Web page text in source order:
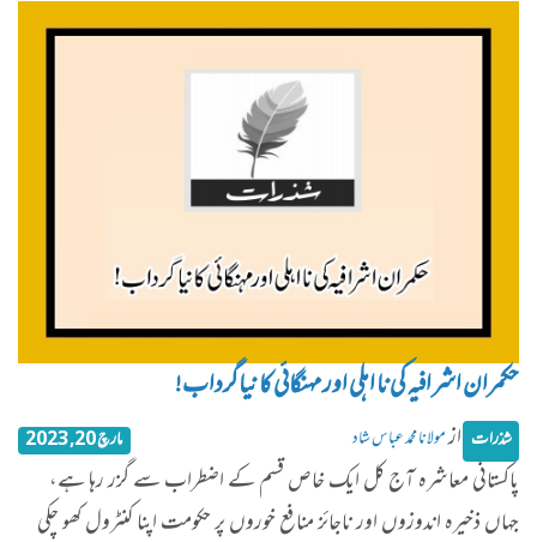
حکمران اشرافیہ کی نا اہلی اور مہنگائی کا نیاگرداب!
شذرات ازمولانا محمد عباس شاد مارچ 20, 2023
پاکستانی معاشرہ آج کل ایک خاص قسم کے اضطراب سے گزر رہا ہے،
جہاں ذخیرہ اندوزوں اور ناجائز منافع خوروں پر حکومت اپنا کنٹرول کھو چکی